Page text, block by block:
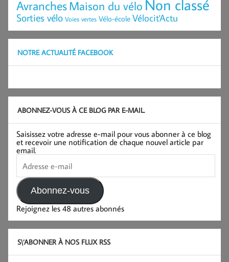
AvranchesMaison du vélo Non classé
Sorties vélo Voies vertes Vélo-école Vélocit'Actu
NOTRE ACTUALITÉ FACEBOOK
ABONNEZ-VOUS À CE BLOG PAR E-MAIL.
Saisissez votre adresse e-mail pour vous abonner à ce blog
et recevoir une notification de chaque nouvel article par
email.
Adresse
e-
mail
Abonnez-vous
Rejoignez les 48 autres abonnés
S\’ABONNER À NOS FLUX RSS